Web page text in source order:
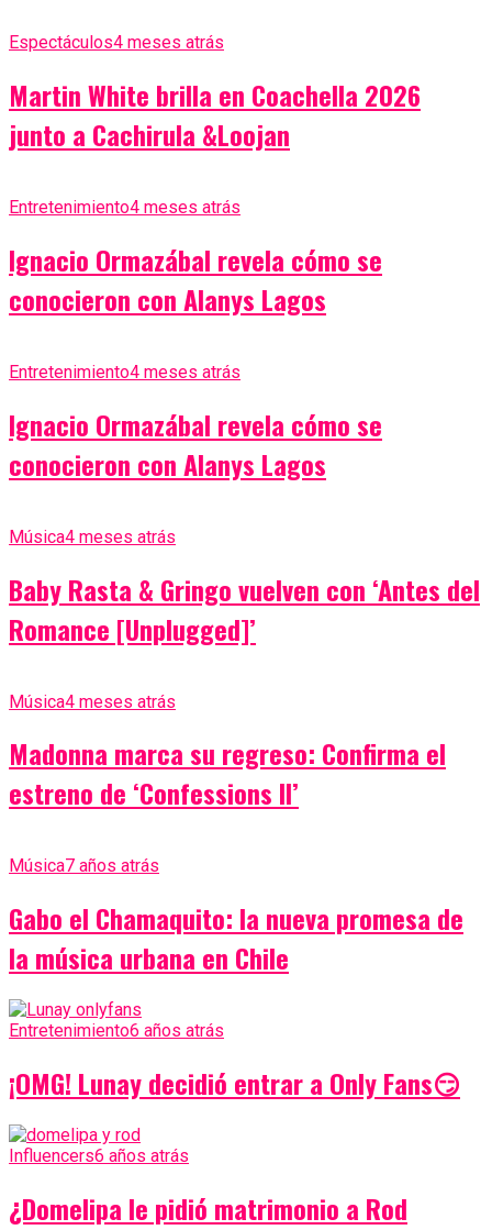
Espectáculos4 meses atrás
Martin White brilla en Coachella 2026
junto a Cachirula &Loojan
Entretenimiento4 meses atrás
Ignacio Ormazábal revela cómo se
conocieron con Alanys Lagos
Entretenimiento4 meses atrás
Ignacio Ormazábal revela cómo se
conocieron con Alanys Lagos
Música4 meses atrás
Baby Rasta & Gringo vuelven con ‘Antes del
Romance [Unplugged]’
Música4 meses atrás
Madonna marca su regreso: Confirma el
estreno de ‘Confessions II’
Música7 años atrás
Gabo el Chamaquito: la nueva promesa de
la música urbana en Chile
Entretenimiento6 años atrás
¡OMG! Lunay decidió entrar a Only Fans😏
Influencers6 años atrás
¿Domelipa le pidió matrimonio a Rod